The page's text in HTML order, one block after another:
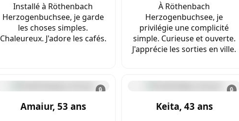
Installé à Röthenbach
Herzogenbuchsee, je garde
les choses simples.
Chaleureux. J'adore les cafés.
À Röthenbach
Herzogenbuchsee, je
privilégie une complicité
simple. Curieuse et ouverte.
J'apprécie les sorties en ville.
🔒
Amaiur, 53 ans
🔒
Keita, 43 ans